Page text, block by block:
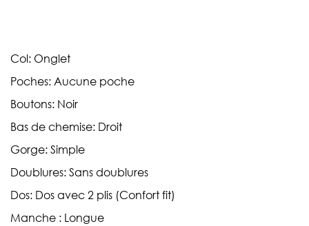
Col: Onglet
Poches: Aucune poche
Boutons: Noir
Bas de chemise: Droit
Gorge: Simple
Doublures: Sans doublures
Dos: Dos avec 2 plis (Confort fit)
Manche : Longue